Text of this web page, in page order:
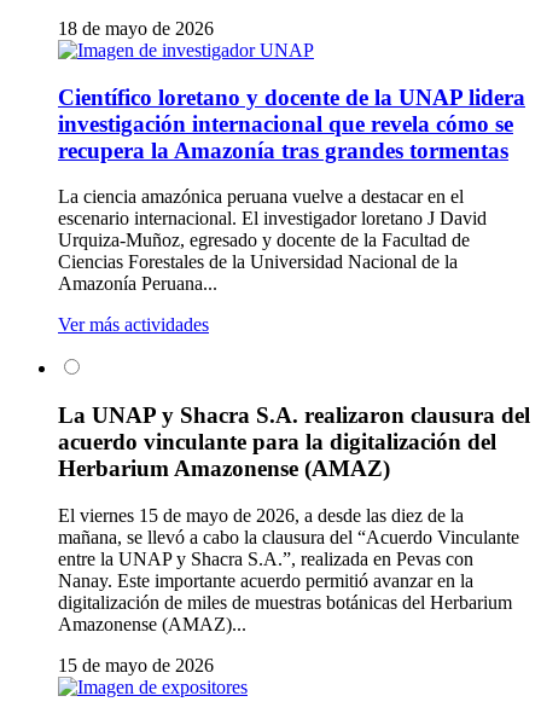
18 de mayo de 2026
Científico loretano y docente de la UNAP lidera
investigación internacional que revela cómo se
recupera la Amazonía tras grandes tormentas
La ciencia amazónica peruana vuelve a destacar en el
escenario internacional. El investigador loretano J David
Urquiza-Muñoz, egresado y docente de la Facultad de
Ciencias Forestales de la Universidad Nacional de la
Amazonía Peruana...
Ver más actividades
La UNAP y Shacra S.A. realizaron clausura del
acuerdo vinculante para la digitalización del
Herbarium Amazonense (AMAZ)
El viernes 15 de mayo de 2026, a desde las diez de la
mañana, se llevó a cabo la clausura del “Acuerdo Vinculante
entre la UNAP y Shacra S.A.”, realizada en Pevas con
Nanay. Este importante acuerdo permitió avanzar en la
digitalización de miles de muestras botánicas del Herbarium
Amazonense (AMAZ)...
15 de mayo de 2026